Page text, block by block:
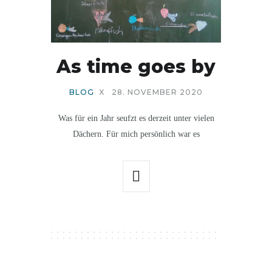
As time goes by
BLOG X 28. NOVEMBER 2020
Was für ein Jahr seufzt es derzeit unter vielen
Dächern. Für mich persönlich war es